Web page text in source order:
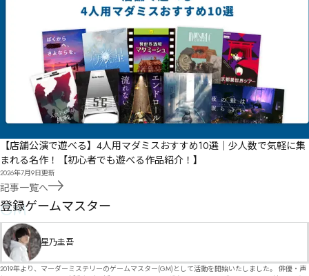
【店舗公演で遊べる】4人用マダミスおすすめ10選｜少人数で気軽に集
まれる名作！【初心者でも遊べる作品紹介！】
2026年7月9日更新
記事一覧へ
GM
登録ゲームマスター
星乃圭吾
2019年より、マーダーミステリーのゲームマスター(GM)として活動を開始いたしました。 俳優・声